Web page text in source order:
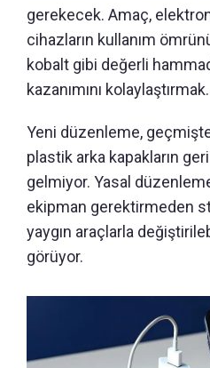
gerekecek. Amaç,
cihazların kullanım
kobalt gibi değerli
kazanımını kolaylaştırmak.
Yeni düzenleme,
plastik arka kapakların
gelmiyor. Yasal
ekipman gerektirmeden
yaygın araçlarla
görüyor.